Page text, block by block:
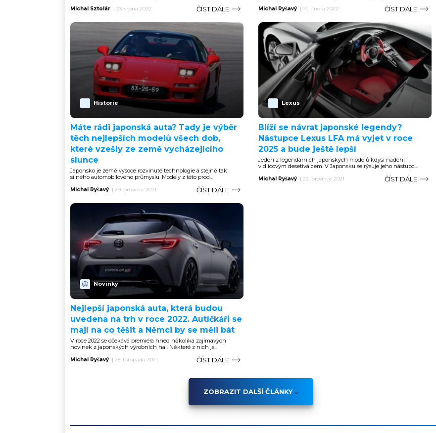
Michal Sztolár | 23. srpna 2022 ČÍST DÁLE Michal Ryšavý | 14. února 2022 ČÍST DÁLE
Historie
Máte rádi japonská auta? Tady je výběr
těch nejlepších modelů všech dob,
které vzešly ze země vycházejícího
slunce
Japonsko je země vysoce rozvinuté technologie a stejně tak
silného automobilového průmyslu. Modely z této prod...
Michal Ryšavý | 29. prosince 2021 ČÍST DÁLE
Lexus
Blíží se návrat japonské legendy?
Nástupce Lexus LFA má vyjet v roce
2025 a bude ještě lepší
Jeden z legendárních japonských modelů kdysi nadchl
vidlicovým desetiválcem. V Japonsku se rýsuje jeho nástupc...
Michal Ryšavý | 22. prosince 2021 ČÍST DÁLE
Novinky
Nejlepší japonská auta, která budou
uvedena na trh v roce 2022. Autíčkáři se
mají na co těšit a Němci by se měli bát
V roce 2022 se očekává premiéra hned několika zajímavých
novinek z japonských výrobních hal. Některé z nich js...
Michal Ryšavý | 25. listopadu 2021 ČÍST DÁLE
ZOBRAZIT DALŠÍ ČLÁNKY